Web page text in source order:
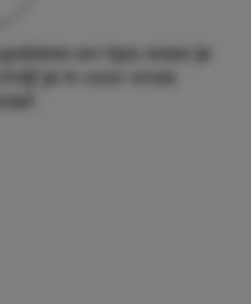
en tips waar je
je in voor onze